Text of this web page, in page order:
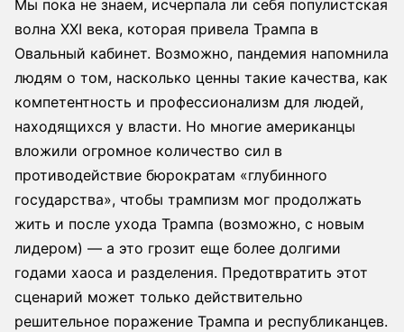
Мы пока не знаем, исчерпала ли себя популистская
волна XXI века, которая привела Трампа в
Овальный кабинет. Возможно, пандемия напомнила
людям о том, насколько ценны такие качества, как
компетентность и профессионализм для людей,
находящихся у власти. Но многие американцы
вложили огромное количество сил в
противодействие бюрократам «глубинного
государства», чтобы трампизм мог продолжать
жить и после ухода Трампа (возможно, с новым
лидером) — а это грозит еще более долгими
годами хаоса и разделения. Предотвратить этот
сценарий может только действительно
решительное поражение Трампа и республиканцев.